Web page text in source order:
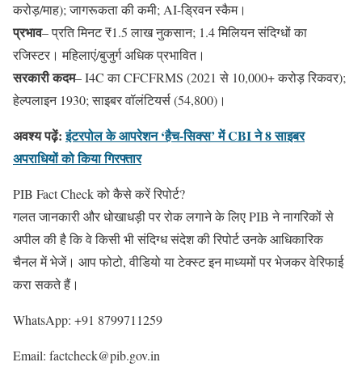
करोड़/माह); जागरूकता की कमी; AI-ड्रिवन स्कैम।
प्रभाव– प्रति मिनट ₹1.5 लाख नुकसान; 1.4 मिलियन संदिग्धों का
रजिस्टर। महिलाएं/बुजुर्ग अधिक प्रभावित।
सरकारी कदम– I4C का CFCFRMS (2021 से 10,000+ करोड़ रिकवर);
हेल्पलाइन 1930; साइबर वॉलंटियर्स (54,800)।
अवश्य पढ़ें:इंटरपोल के आपरेशन ‘हैच-सिक्स’ में CBI ने 8 साइबर
अपराधियों को किया गिरफ्तार
PIB Fact Check को कैसे करें रिपोर्ट?
गलत जानकारी और धोखाधड़ी पर रोक लगाने के लिए PIB ने नागरिकों से
अपील की है कि वे किसी भी संदिग्ध संदेश की रिपोर्ट उनके आधिकारिक
चैनल में भेजें। आप फोटो, वीडियो या टेक्स्ट इन माध्यमों पर भेजकर वेरिफाई
करा सकते हैं।
WhatsApp: +91 8799711259
Email: factcheck@pib.gov.in